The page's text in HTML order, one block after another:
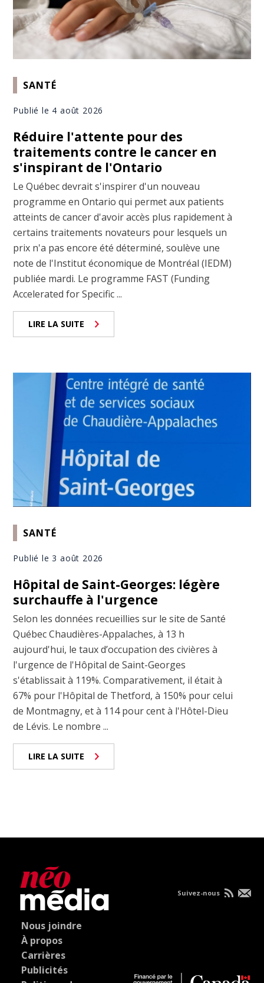
SANTÉ
Publié le 4 août 2026
Réduire l'attente pour des
traitements contre le cancer en
s'inspirant de l'Ontario
Le Québec devrait s'inspirer d'un nouveau
programme en Ontario qui permet aux patients
atteints de cancer d'avoir accès plus rapidement à
certains traitements novateurs pour lesquels un
prix n'a pas encore été déterminé, soulève une
note de l'Institut économique de Montréal (IEDM)
publiée mardi. Le programme FAST (Funding
Accelerated for Specific ...
LIRE LA SUITE
SANTÉ
Publié le 3 août 2026
Hôpital de Saint-Georges: légère
surchauffe à l'urgence
Selon les données recueillies sur le site de Santé
Québec Chaudières-Appalaches, à 13 h
aujourd'hui, le taux d’occupation des civières à
l'urgence de l'Hôpital de Saint-Georges
s'établissait à 119%. Comparativement, il était à
67% pour l'Hôpital de Thetford, à 150% pour celui
de Montmagny, et à 114 pour cent à l'Hôtel-Dieu
de Lévis. Le nombre ...
LIRE LA SUITE
Nous joindre
À propos
Carrières
Publicités
Suivez-nous